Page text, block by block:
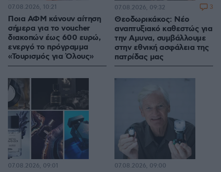
Ποια ΑΦΜ κάνουν αίτηση
σήμερα για το voucher
διακοπών έως 600 ευρώ,
ενεργό το πρόγραμμα
«Τουρισμός για Όλους»
07.08.2026, 10:21
Θεοδωρικάκος: Νέο
αναπτυξιακό καθεστώς για
την Αμυνα, συμβάλλουμε
στην εθνική ασφάλεια της
πατρίδας μας
07.08.2026, 09:32 3
07.08.2026, 09:01 07.08.2026, 09:00